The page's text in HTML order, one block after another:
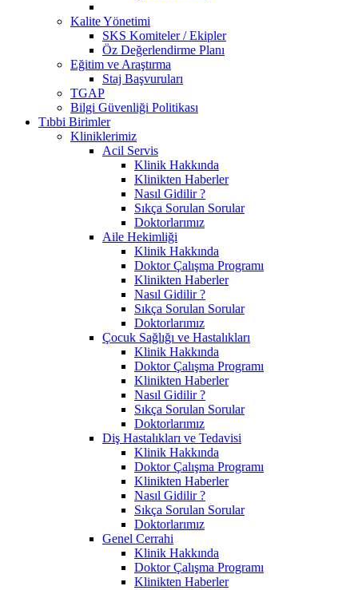
Kalite Yönetimi
SKS Komiteler / Ekipler
Öz Değerlendirme Planı
Eğitim ve Araştırma
Staj Başvuruları
TGAP
Bilgi Güvenliği Politikası
Tıbbi Birimler
Kliniklerimiz
Acil Servis
Klinik Hakkında
Klinikten Haberler
Nasıl Gidilir ?
Sıkça Sorulan Sorular
Doktorlarımız
Aile Hekimliği
Klinik Hakkında
Doktor Çalışma Programı
Klinikten Haberler
Nasıl Gidilir ?
Sıkça Sorulan Sorular
Doktorlarımız
Çocuk Sağlığı ve Hastalıkları
Klinik Hakkında
Doktor Çalışma Programı
Klinikten Haberler
Nasıl Gidilir ?
Sıkça Sorulan Sorular
Doktorlarımız
Diş Hastalıkları ve Tedavisi
Klinik Hakkında
Doktor Çalışma Programı
Klinikten Haberler
Nasıl Gidilir ?
Sıkça Sorulan Sorular
Doktorlarımız
Genel Cerrahi
Klinik Hakkında
Doktor Çalışma Programı
Klinikten Haberler